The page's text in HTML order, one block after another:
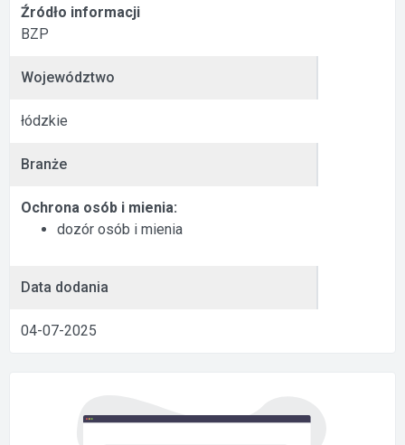
Źródło informacji
BZP
Województwo
łódzkie
Branże
Ochrona osób i mienia:
dozór osób i mienia
Data dodania
04-07-2025